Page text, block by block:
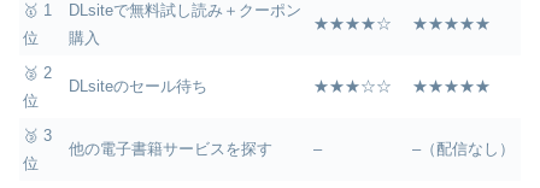
🥇 1
位
DLsiteで無料試し読み＋クーポン
購入
★★★★☆ ★★★★★
🥈 2
位
DLsiteのセール待ち ★★★☆☆ ★★★★★
🥉 3
位
他の電子書籍サービスを探す – –（配信なし）